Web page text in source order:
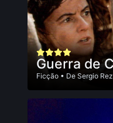
Guerra de
Ficção • De Sergio